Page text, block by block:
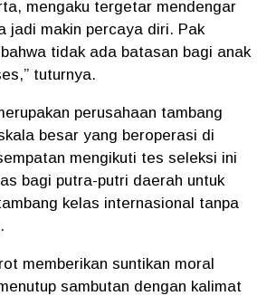
mengaku tergetar mendengar
jadi makin percaya diri. Pak
tidak ada batasan bagi anak
tuturnya.
perusahaan tambang
besar yang beroperasi di
mengikuti tes seleksi ini
bagi putra-putri daerah untuk
kelas internasional tanpa
memberikan suntikan moral
sambutan dengan kalimat